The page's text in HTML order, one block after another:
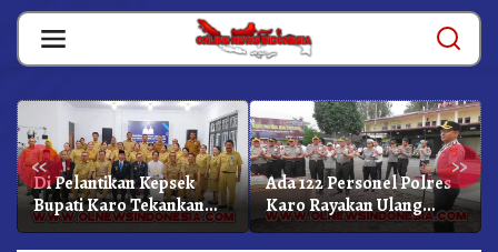
Skip
content
« »
Di Pelantikan Kepsek
Bupati Karo Tekankan
Kepemimpinan
Ada 122 Personel Polres
Karo Rayakan Ulang
Tahun Bersama